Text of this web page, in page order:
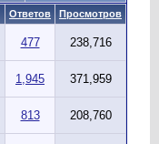
Ответов Просмотров
477 238,716
1,945 371,959
813 208,760